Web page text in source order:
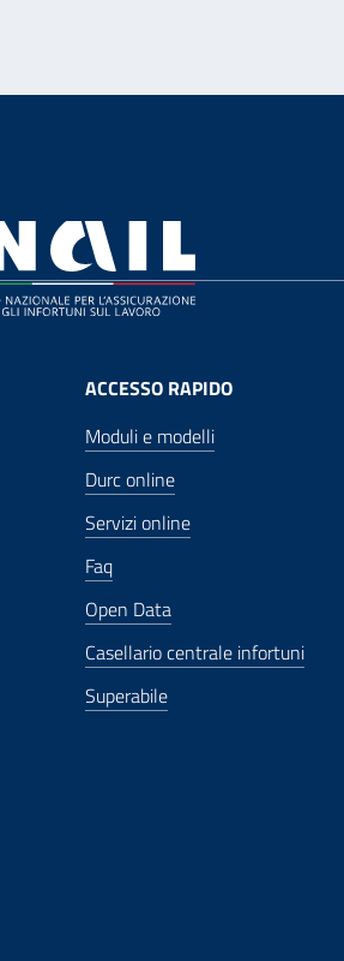
ACCESSO RAPIDO
Moduli e modelli
Durc online
Servizi online
Faq
Open Data
Casellario centrale infortuni
Superabile